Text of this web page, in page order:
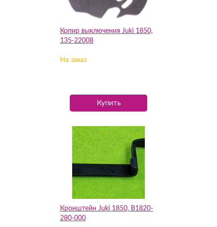
Копир выключения Juki 1850,
135-22008
На заказ
Купить
Кронштейн Juki 1850, B1820-
280-000